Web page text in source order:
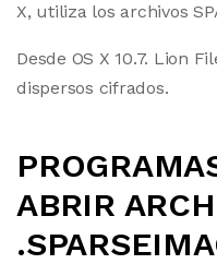
X, utiliza los archivos
Desde OS X 10.7. Lion
dispersos cifrados.
ABRIR